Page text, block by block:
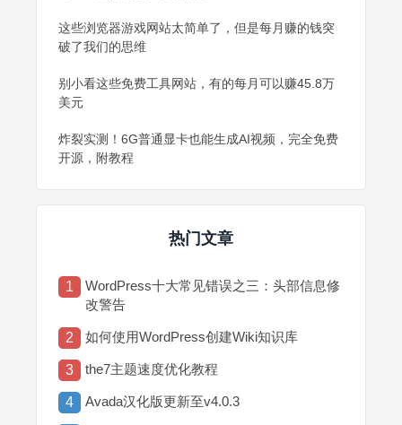
这些浏览器游戏网站太简单了，但是每月赚的钱突
破了我们的思维
别小看这些免费工具网站，有的每月可以赚45.8万
美元
炸裂实测！6G普通显卡也能生成AI视频，完全免费
开源，附教程
热门文章
1
WordPress十大常见错误之三：头部信息修
改警告
2 如何使用WordPress创建Wiki知识库
3 the7主题速度优化教程
4 Avada汉化版更新至v4.0.3